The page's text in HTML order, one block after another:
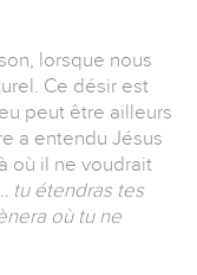
lorsque nous
Ce désir est
peut être ailleurs
a entendu Jésus
où il ne voudrait
tu étendras tes
où tu ne